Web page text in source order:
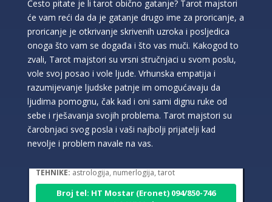
Često pitate je li tarot obično gatanje? Tarot majstori
će vam reći da da je gatanje drugo ime za proricanje, a
proricanje je otkrivanje skrivenih uzroka i posljedica
onoga što vam se događa i što vas muči. Kakogod to
zvali, Tarot majstori su vrsni stručnjaci u svom poslu,
vole svoj posao i vole ljude. Vrhunska empatija i
razumijevanje ljudske patnje im omogućavaju da
ljudima pomognu, čak kad i oni sami dignu ruke od
sebe i rješavanja svojih problema. Tarot majstori su
čarobnjaci svog posla i vaši najbolji prijatelji kad
nevolje i problem navale na vas.
DI (DIJANA)
/ Kod 67
Tarot savjetnik je slobodan
Broj tel: HT Mostar (Eronet) 094/850-746
1,84 KM/min